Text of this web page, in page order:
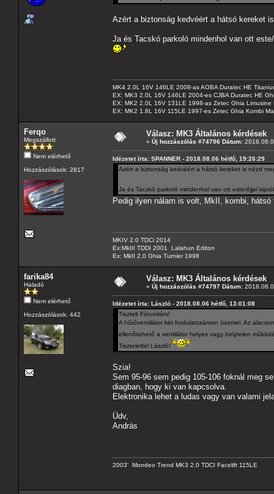
Azért a biztonság kedvéért a hátsó kereket
Ja és Tacskó parkoló mindenhol van ott
MK4 2.0L 16V 146LE 2008-as AOBA Duratec HE
EX: MK3 2.0L 16V 146LE 2004-es CJBA Duratec HE
EX: MK2 2.0L 16V 131LE 1998-as Zetec Ghia Limusine
EX: MK2 1.8L 16V 115LE 1997-es Zetec Ghia Kombi
Ferqo
Megszállott
Nem elérhető
Hozzászólások: 2817
Válasz: MK3 Általános kérdések
« Új hozzászólás #74796 Dátum:
Idézetet írta: SPANNER - 2018.08.06 hétfő, 19:26:29
Azért a biztonság kedvéért a hátsó kereket is nézd
Ja és Tacskó parkoló mindenhol van ott este/éjjel
Pedig ilyen nálam is volt, MkII, kombi,
MKIV 2.0 TDCi 2014
Ex:MkIII TDDI 2001 Lalahun Editon
Ex: MkII 2.0 Ghia Turnier 1998
farika84
Haladó
Nem elérhető
Hozzászólások: 442
Válasz: MK3 Általános kérdések
« Új hozzászólás #74797 Dátum:
Idézetet írta: László - 2018.08.06 hétfő, 13:01:08
Tisztelt Fórumtárs!
A hűtőventilátor két fordulatszámon üzemel. Az
ellenőrizhető a ventilátor helyes vagy helytelen
Tisztelettel László!
Szia!
Sem 95-96 sem pedig 105-106 foknál meg
diagban, hogy ki van kapcsolva.
Elektronika lehet a ludas vagy van valami
Üdv,
András
2003' Mondeo Trend MK3 2.0 TDCI Facelift 115LE